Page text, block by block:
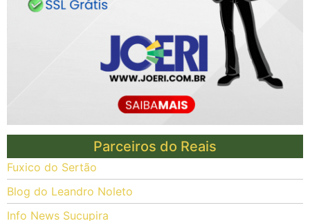
Parceiros do Reais
Fuxico do Sertão
Blog do Leandro Noleto
Info News Sucupira